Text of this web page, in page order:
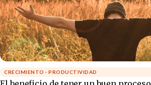
CRECIMIENTO · PRODUCTIVIDAD